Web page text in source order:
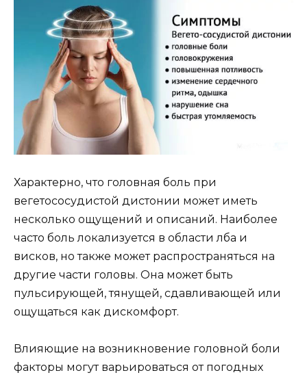
Характерно, что головная боль при
вегетососудистой дистонии может иметь
несколько ощущений и описаний. Наиболее
часто боль локализуется в области лба и
висков, но также может распространяться на
другие части головы. Она может быть
пульсирующей, тянущей, сдавливающей или
ощущаться как дискомфорт.
Влияющие на возникновение головной боли
факторы могут варьироваться от погодных